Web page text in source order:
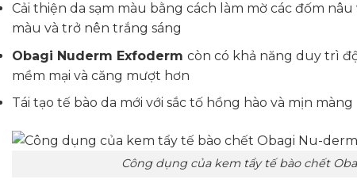
Cải thiện da sạm màu bằng cách làm mờ các đốm
màu và trở nên trắng sáng
Obagi Nuderm Exfodermcòn có khả năng duy trì
mềm mại và căng mượt hơn
Tái tạo tế bào da mới với sắc tố hồng hào và mịn màng
Công dụng của kem tẩy tế bào chết